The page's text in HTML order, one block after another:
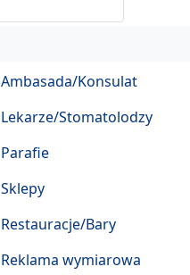
Ambasada/Konsulat
Lekarze/Stomatolodzy
Parafie
Sklepy
Restauracje/Bary
Reklama wymiarowa